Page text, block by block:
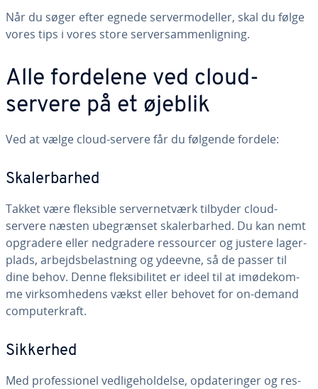
Når du søger efter egnede ser­ver­model­ler, skal du følge
vores tips i vores store ser­ver­sam­men­lig­ning.
Alle fordelene ved cloud-
servere på et øjeblik
Ved at vælge cloud-servere får du følgende fordele:
Ska­ler­bar­hed
Takket være fleksible ser­ver­net­værk tilbyder cloud-
servere næsten ube­græn­set ska­ler­bar­hed. Du kan nemt
opgradere eller ned­gra­de­re res­sour­cer og justere la­ger­
plads, ar­bejds­be­last­ning og ydeevne, så de passer til
dine behov. Denne flek­si­bi­li­tet er ideel til at imø­de­kom­
me virk­som­he­dens vækst eller behovet for on-demand
com­pu­ter­kraft.
Sikkerhed
Med pro­fes­sio­nel ved­li­ge­hol­del­se, op­da­te­rin­ger og res­